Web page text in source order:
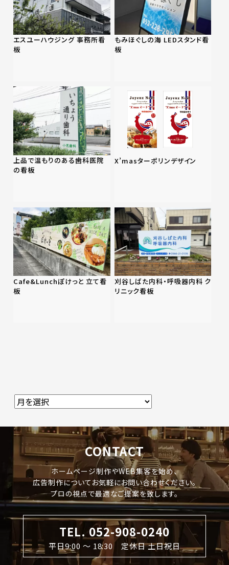
エスユーハウジング 事務所看
板
もみほぐしの海 LEDスタンド看
板
上品で温もりのある歯科医院
の看板
X’masターポリンデザイン
Cafe&Lunchぽけっと 立て看
板
刈谷しばた内科・呼吸器内科 ク
リニック看板
CONTACT
ホームページ制作やWEB集客を始め、
広告制作についてお気軽にお問い合わせください。
プロの視点で最適なご提案を致します。
TEL. 052-908-0240
平日9:00 〜 18:30 定休日 土日祝日